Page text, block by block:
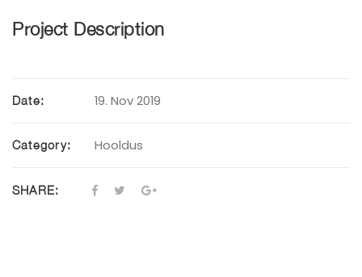
Project Description
Date: 19. Nov 2019
Category: Hooldus
SHARE: